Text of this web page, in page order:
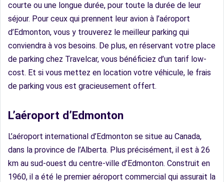
courte ou une longue durée, pour toute la durée de leur
séjour. Pour ceux qui prennent leur avion à l’aéroport
d’Edmonton, vous y trouverez le meilleur parking qui
conviendra à vos besoins. De plus, en réservant votre place
de parking chez Travelcar, vous bénéficiez d’un tarif low-
cost. Et si vous mettez en location votre véhicule, le frais
de parking vous est gracieusement offert.
L’aéroport d’Edmonton
L’aéroport international d’Edmonton se situe au Canada,
dans la province de l’Alberta. Plus précisément, il est à 26
km au sud-ouest du centre-ville d’Edmonton. Construit en
1960, il a été le premier aéroport commercial qui assurait la